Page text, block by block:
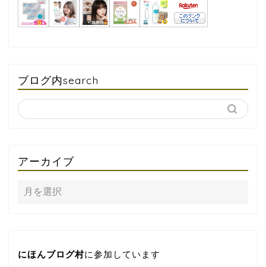
ブログ内search
アーカイブ
にほんブログ村に参加しています